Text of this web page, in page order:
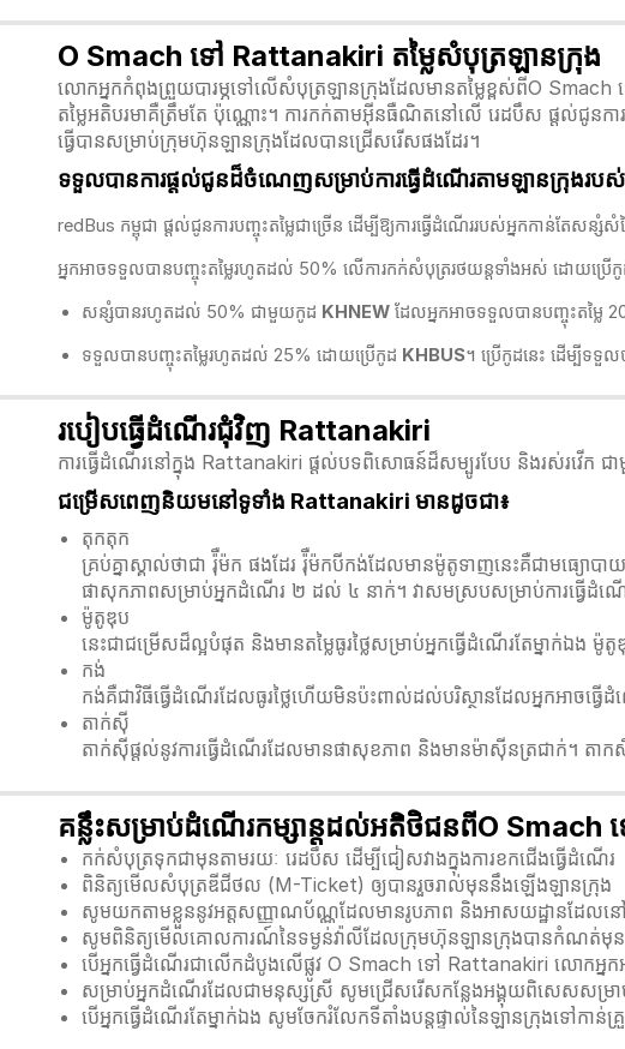
O Smach ទៅ Rattanakiri តម្លៃសំបុត្រឡានក្រុង
លោកអ្នកកំពុងព្រួយបារម្ភទៅលើសំបុត្រឡានក្រុងដែលមានតម្លៃខ្ពស់ពីO
តម្លៃអតិបរមាគឺត្រឹមតែ ប៉ុណ្ណោះ។ ការកក់តាមអ៊ីនធឺណិតនៅលើ រេដបឹស ផ្តល់ជូនកា
ធ្វើបានសម្រាប់ក្រុមហ៊ុនឡានក្រុងដែលបានជ្រើសរើសផងដែរ។
ទទួលបានការផ្តល់ជូនដ៏ចំណេញសម្រាប់ការធ្វើដំណើរតាមឡានក្រុងរប
redBus កម្ពុជា​ ផ្តល់ជូនការបញ្ចុះតម្លៃជាច្រើន ដើម្បីឱ្យការធ្វើដំណើររបស់អ្នកកាន់
អ្នកអាចទទួលបានបញ្ចុះតម្លៃរហូតដល់ 50% លើការកក់សំបុត្ររថយន្តទាំងអស់ ដោយប្រើកូ
សន្សំបានរហូតដល់ 50% ជាមួយកូដ KHNEW ដែលអ្នកអាចទទួលបានបញ្ចុះតម្ល
ទទួលបានបញ្ចុះតម្លៃរហូតដល់ 25% ដោយប្រើកូដ KHBUS។ ប្រើកូដនេះ ដើម្បីទ
របៀបធ្វើដំណើរជុំវិញ Rattanakiri
ការធ្វើដំណើរនៅក្នុង Rattanakiri ផ្តល់បទពិសោធន៍ដ៏សម្បូរបែប និងរស់រវើក
ជម្រើសពេញនិយមនៅទូទាំង Rattanakiri មានដូចជា៖
តុកតុក
គ្រប់គ្នាស្គាល់ថាជា រ៉ុឺម៉ក ផងដែរ រ៉ុឺម៉កបីកង់ដែលមានម៉ូតូទាញនេះគឺជាមធ្យ
ផាសុកភាពសម្រាប់អ្នកដំណើរ ២ ដល់ ៤ នាក់។ វាសមស្របសម្រាប់ការធ្វើដំណើ
ម៉ូតូឌុប
នេះជាជម្រើសដ៏ល្អបំផុត និងមានតម្លៃធូរថ្លៃសម្រាប់អ្នកធ្វើដំណើរតែម្នាក់
កង់
កង់គឺជាវិធីធ្វើដំណើរដែលធូរថ្លៃហើយមិនប៉ះពាល់ដល់បរិស្ថានដែលអ្នកអាចធ្
តាក់ស៊ី
តាក់ស៊ីផ្តល់នូវការធ្វើដំណើរដែលមានផាសុខភាព និងមានម៉ាស៊ីនត្រជាក់។ តា
គន្លឹះសម្រាប់ដំណើរកម្សាន្តដល់អតិថិជនពីO
កក់សំបុត្រទុកជាមុនតាមរយៈ រេដបឹស ដើម្បីជៀសវាងក្នុងការខកជើងធ្វើដំណើរ
ពិនិត្យមើលសំបុត្រឌីជីថល (M-Ticket) ឲ្យបានរួចរាល់មុននឹងឡើងឡានក្រុង
សូមយកតាមខ្លួននូវអត្តសញ្ញាណប័ណ្ណដែលមានរូបភាព និងអាសយដ្ឋានដែល
សូមពិនិត្យមើលគោលការណ៍នៃទម្ងន់វ៉ាលីដែលក្រុមហ៊ុនឡានក្រុងបានកំណត់មុន
បើអ្នកធ្វើដំណើរជាលើកដំបូងលើផ្លូវ O Smach ទៅ Rattanakiri លោ
សម្រាប់អ្នកដំណើរដែលជាមនុស្សស្រី សូមជ្រើសរើសកន្លែងអង្គុយពិសេសសម្រាប់ស្
បើអ្នកធ្វើដំណើរតែម្នាក់ឯង សូមចែករំលែកទីតាំងបន្តផ្ទាល់នៃឡានក្រុងទៅ